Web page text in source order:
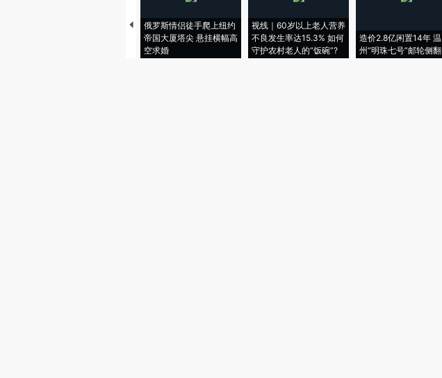
俄罗斯情侣徒手爬上纽约
帝国大厦塔尖 悬挂横幅高
空求婚
视线｜60岁以上老人营养
不良发生率达15.3% 如何
守护农村老人的“饭碗”?
造价2.8亿闲置14年 温
州“明珠七号”邮轮侧翻